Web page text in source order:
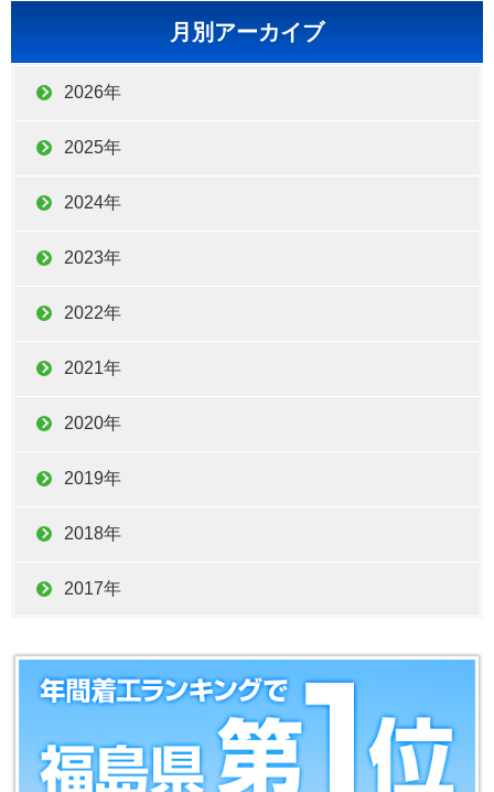
月別アーカイブ
2026年
2025年
2024年
2023年
2022年
2021年
2020年
2019年
2018年
2017年